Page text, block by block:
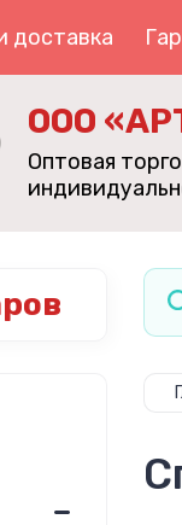
доставка
ООО
Оптовая